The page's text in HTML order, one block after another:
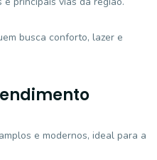
busca conforto, lazer e
e modernos, ideal para a